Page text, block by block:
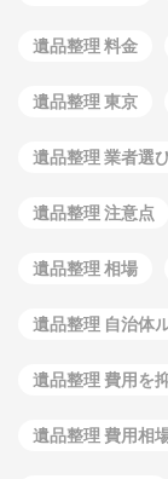
遺品整理 料金
遺品整理 東京
遺品整理 業者選
遺品整理 注意点
遺品整理 相場
遺品整理 自治体
遺品整理 費用を
遺品整理 費用相